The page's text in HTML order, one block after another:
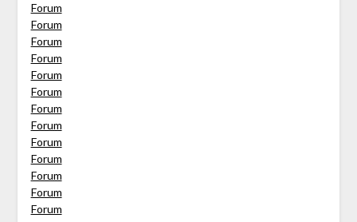
Forum
Forum
Forum
Forum
Forum
Forum
Forum
Forum
Forum
Forum
Forum
Forum
Forum